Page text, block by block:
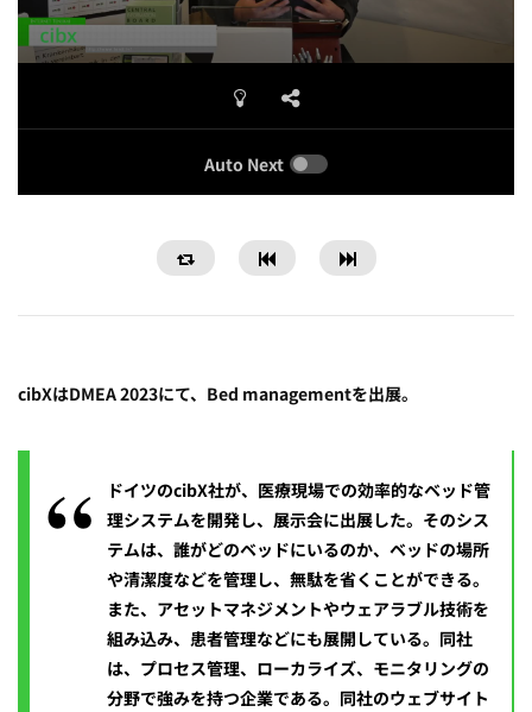
Auto Next
cibXはDMEA 2023にて、Bed managementを出展。
ドイツのcibX社が、医療現場での効率的なベッド管
理システムを開発し、展示会に出展した。そのシス
テムは、誰がどのベッドにいるのか、ベッドの場所
や清潔度などを管理し、無駄を省くことができる。
また、アセットマネジメントやウェアラブル技術を
組み込み、患者管理などにも展開している。同社
は、プロセス管理、ローカライズ、モニタリングの
分野で強みを持つ企業である。同社のウェブサイト